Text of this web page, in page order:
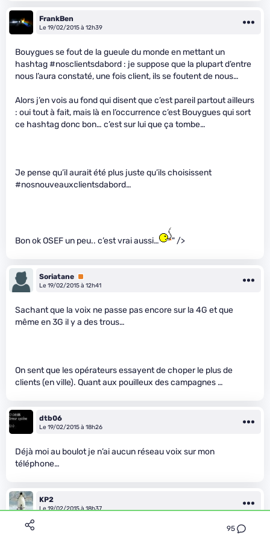
95
FrankBen
Le 19/02/2015 à 12h39
Bouygues se fout de la gueule du monde en mettant un
hashtag #nosclientsdabord : je suppose que la plupart d’entre
nous l’aura constaté, une fois client, ils se foutent de nous…
Alors j’en vois au fond qui disent que c’est pareil partout ailleurs
: oui tout à fait, mais là en l’occurrence c’est Bouygues qui sort
ce hashtag donc bon… c’est sur lui que ça tombe…
Je pense qu’il aurait été plus juste qu’ils choisissent
#nosnouveauxclientsdabord…
Bon ok OSEF un peu.. c’est vrai aussi… " />
Soriatane Premium
Le 19/02/2015 à 12h41
Sachant que la voix ne passe pas encore sur la 4G et que
même en 3G il y a des trous…
On sent que les opérateurs essayent de choper le plus de
clients (en ville). Quant aux pouilleux des campagnes …
dtb06
Le 19/02/2015 à 18h26
Déjà moi au boulot je n’ai aucun réseau voix sur mon
téléphone…
KP2
Le 19/02/2015 à 18h37
Ouais mais le telephone n’a pas ete deployé partout en 3 ans…